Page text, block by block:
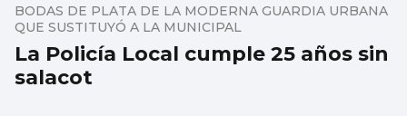
La Policía Local cumple 25 años sin
salacot
BODAS DE PLATA DE LA MODERNA GUARDIA URBANA
QUE SUSTITUYÓ A LA MUNICIPAL